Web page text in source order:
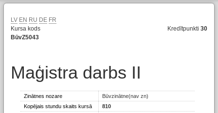
LV EN RU DE FR
Kursa kods
BūvZ5043
Kredītpunkti30
Maģistra darbs II
Zinātnes nozare
Būvzinātne(nav zn)
Kopējais stundu skaits kursā
810